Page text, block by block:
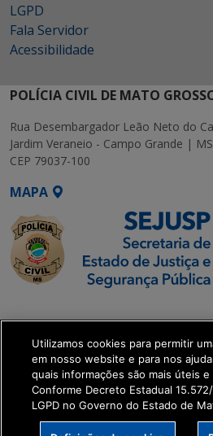
LGPD
Fala Servidor
Acessibilidade
POLÍCIA CIVIL DE MATO
Rua Desembargador Leão Neto do
Jardim Veraneio - Campo Grande | MS
CEP 79037-100
MAPA
Executiva de
Transformação Digital
get_footer();
Utilizamos cookies para permitir
em nosso website e para nos
quais informações são mais úteis
Conforme Decreto Estadual
LGPD no Governo do Estado de